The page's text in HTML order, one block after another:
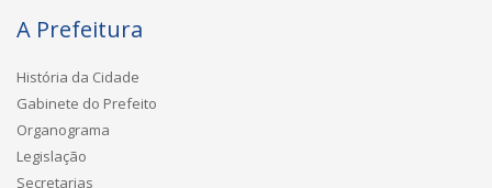
A Prefeitura
História da Cidade
Gabinete do Prefeito
Organograma
Legislação
Secretarias